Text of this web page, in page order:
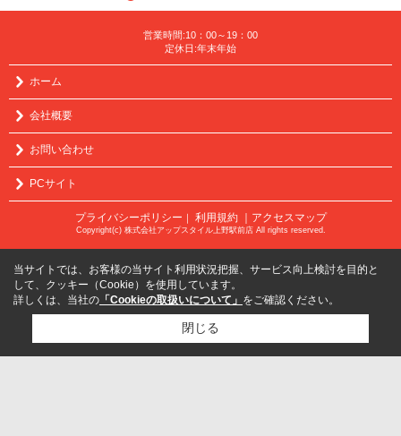
営業時間:10：00～19：00
定休日:年末年始
ホーム
会社概要
お問い合わせ
PCサイト
プライバシーポリシー ｜ 利用規約 ｜アクセスマップ
Copyright(c) 株式会社アップスタイル上野駅前店 All rights reserved.
当サイトでは、お客様の当サイト利用状況把握、サービス向上検討を目的と
して、クッキー（Cookie）を使用しています。
詳しくは、当社の 「Cookieの取扱いについて」 をご確認ください。
閉じる